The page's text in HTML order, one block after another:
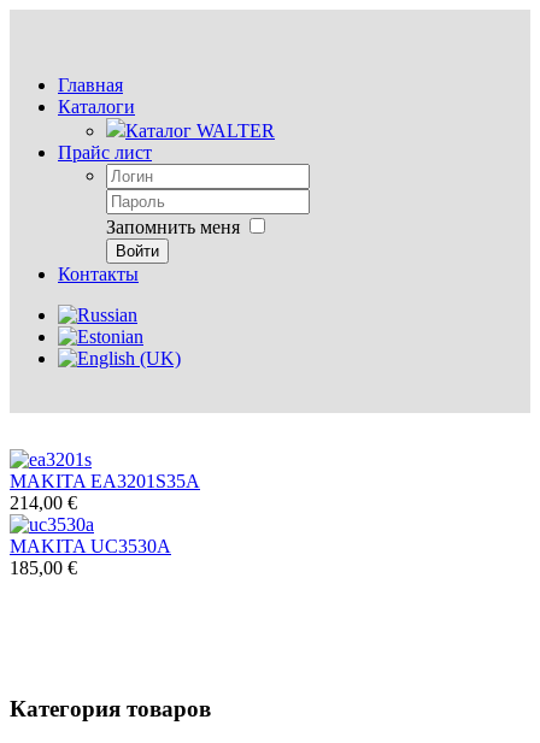
Главная
Каталоги
Каталог WALTER
Прайс лист
Запомнить меня
Войти
Контакты
MAKITA EA3201S35A
214,00 €
MAKITA UC3530A
185,00 €
Категория товаров